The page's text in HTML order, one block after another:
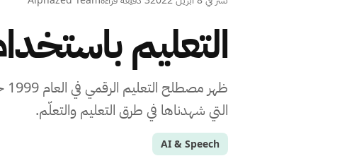
التعليم
التي شهدناها في طرق التعليم والتعلّم.
AI & Speech